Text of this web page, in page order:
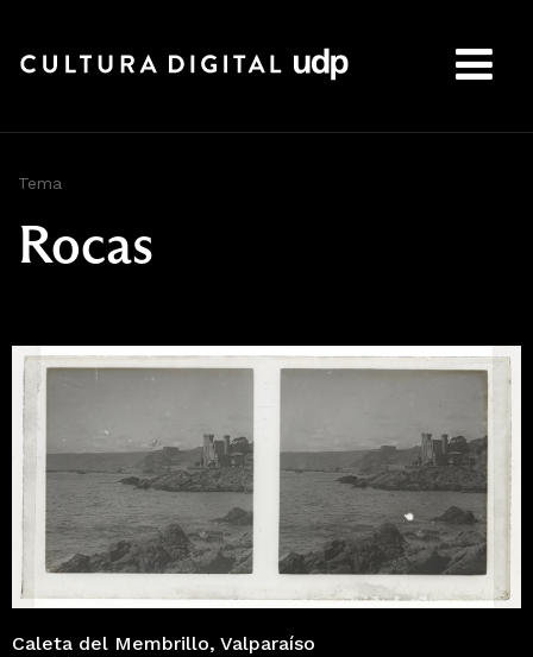
Tema
Rocas
Caleta del Membrillo, Valparaíso